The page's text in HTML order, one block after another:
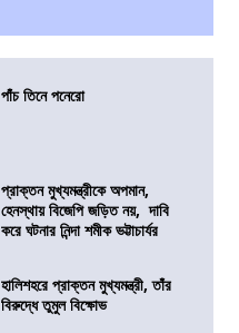
পাঁচ তিনে পনেরো
প্রাক্তন মুখ্যমন্ত্রীকে অপমান,
হেনস্থায় বিজেপি জড়িত নয়, দাবি
করে ঘটনার নিন্দা শমীক ভট্টাচার্যর
হালিশহরে প্রাক্তন মুখ্যমন্ত্রী, তাঁর
বিরুদ্ধে তুমুল বিক্ষোভ